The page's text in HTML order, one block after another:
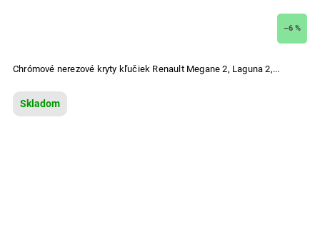
–6 %
Chrómové nerezové kryty kľučiek Renault Megane 2, Laguna 2,...
Skladom